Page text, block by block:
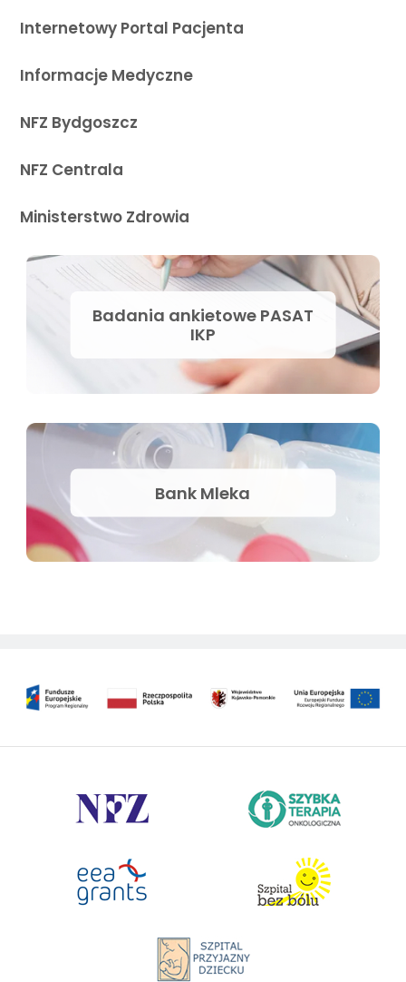
Internetowy Portal Pacjenta
Informacje Medyczne
NFZ Bydgoszcz
NFZ Centrala
Ministerstwo Zdrowia
Badania ankietowe PASAT
IKP
Bank Mleka